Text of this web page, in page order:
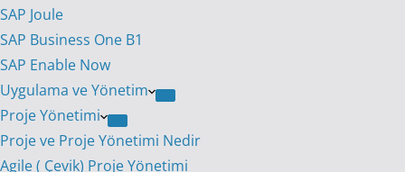
SAP Joule
SAP Business One B1
SAP Enable Now
Uygulama ve Yönetim
Proje Yönetimi
Proje ve Proje Yönetimi Nedir
Agile ( Çevik) Proje Yönetimi